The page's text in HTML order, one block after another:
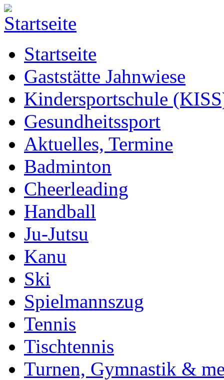
Startseite
Gaststätte Jahnwiese
Kindersportschule
Gesundheitssport
Aktuelles, Termine
Badminton
Cheerleading
Handball
Ju-Jutsu
Kanu
Ski
Spielmannszug
Tennis
Tischtennis
Turnen, Gymnastik &